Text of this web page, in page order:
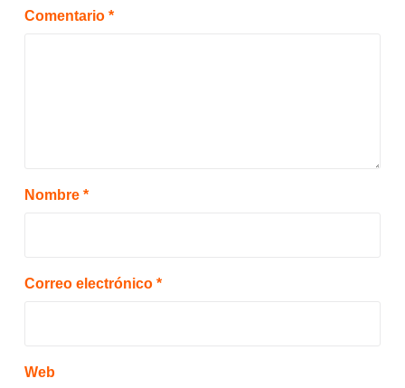
Comentario *
Nombre *
Correo electrónico *
Web